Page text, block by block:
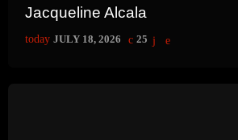
Jacqueline Alcala
today JULY 18, 2026 25